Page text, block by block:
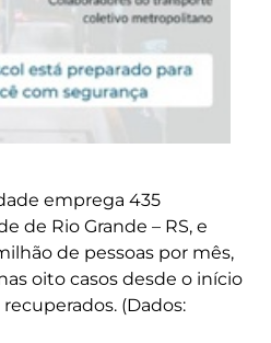
emprega 435
de Rio Grande – RS, e
de pessoas por mês,
oito casos desde o início
(Dados: